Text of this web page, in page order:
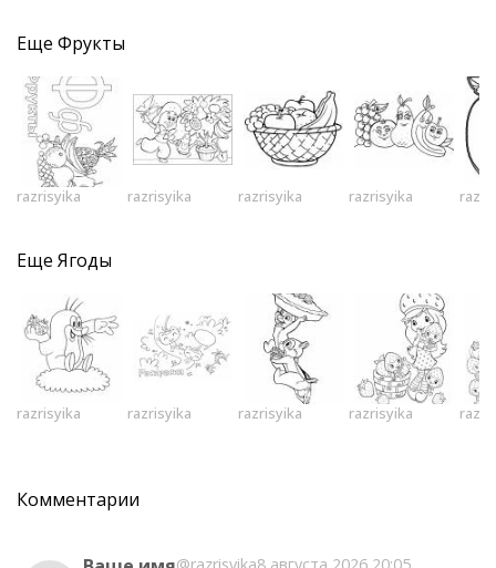
Еще Фрукты
razrisyika razrisyika razrisyika razrisyika
Еще Ягоды
razrisyika razrisyika razrisyika razrisyika
Комментарии